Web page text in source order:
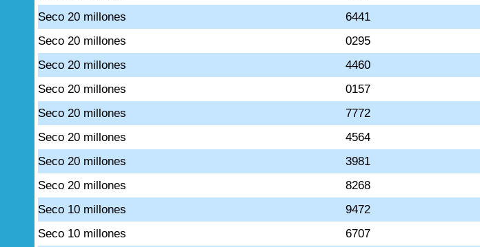
Seco 20 millones
6441
Seco 20 millones
0295
Seco 20 millones
4460
Seco 20 millones
0157
Seco 20 millones
7772
Seco 20 millones
4564
Seco 20 millones
3981
Seco 20 millones
8268
Seco 10 millones
9472
Seco 10 millones
6707